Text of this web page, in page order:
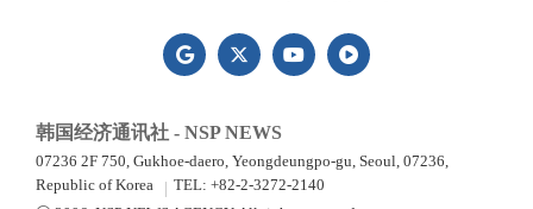
韩国经济通讯社 - NSP NEWS
07236 2F 750, Gukhoe-daero, Yeongdeungpo-gu, Seoul, 07236,
Republic of Korea
TEL: +82-2-3272-2140